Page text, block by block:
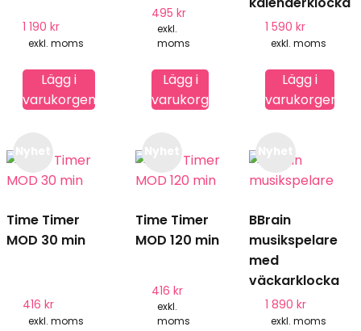
1 190 kr
exkl. moms
Lägg i
varukorgen
De
olika
väljas
495 kr
exkl.
moms
Lägg i
varukorgen
1 590 kr
exkl. moms
Lägg i
varukorgen
De
olika
väljas
Time Timer
MOD 30 min
416 kr
exkl. moms
Time Timer
MOD 120 min
416 kr
exkl.
moms
BBrain
musikspelare
med
väckarklocka
1 890 kr
exkl. moms
Den
här
har
flera
varianter.
De
olika
alternativen